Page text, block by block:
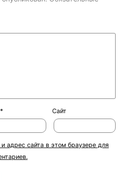
* Сайт
адрес сайта в этом браузере для